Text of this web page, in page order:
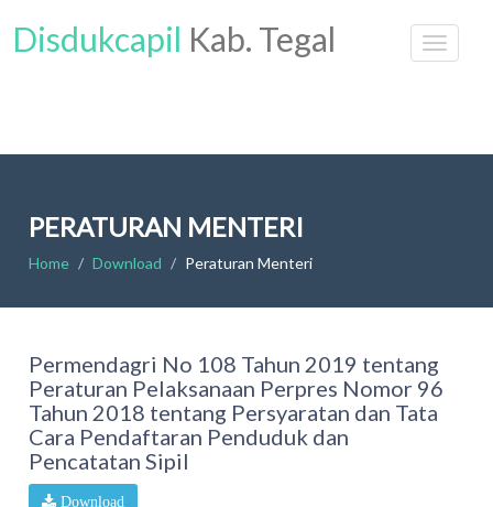
Disdukcapil Kab. Tegal
PERATURAN MENTERI
Home Download Peraturan Menteri
Permendagri No 108 Tahun 2019 tentang
Peraturan Pelaksanaan Perpres Nomor 96
Tahun 2018 tentang Persyaratan dan Tata
Cara Pendaftaran Penduduk dan
Pencatatan Sipil
Download